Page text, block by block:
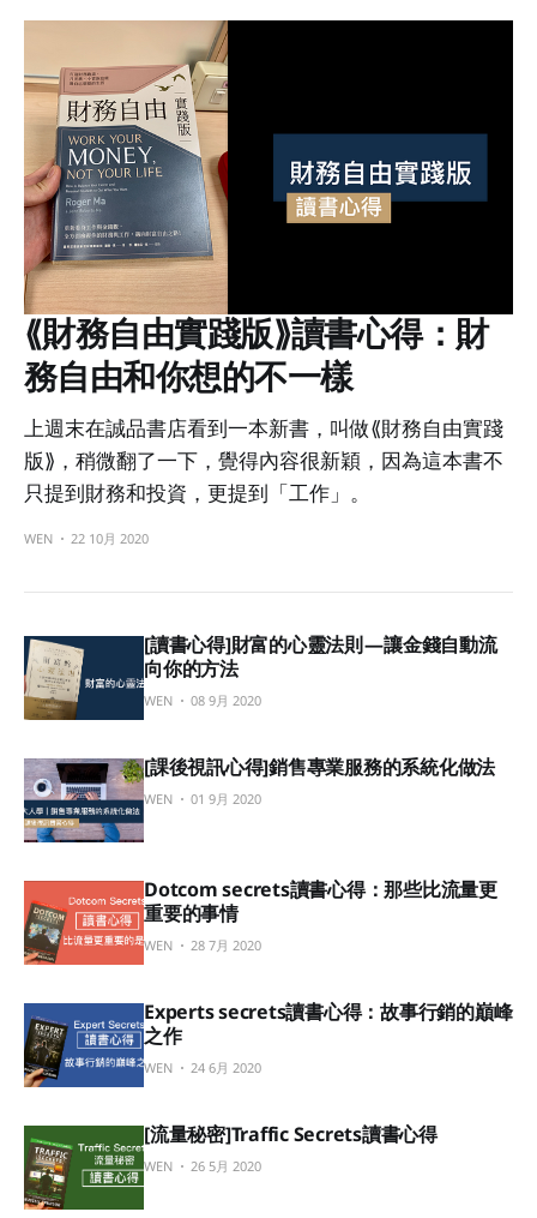
⟪財務自由實踐版⟫讀書心得：財
務自由和你想的不一樣
上週末在誠品書店看到一本新書，叫做⟪財務自由實踐
版⟫，稍微翻了一下，覺得內容很新穎，因為這本書不
只提到財務和投資，更提到「工作」。
WEN 22 10月 2020
[讀書心得]財富的心靈法則 — 讓金錢自動流
向你的方法
WEN 08 9月 2020
[課後視訊心得]銷售專業服務的系統化做法
WEN 01 9月 2020
Dotcom secrets讀書心得：那些比流量更
重要的事情
WEN 28 7月 2020
Experts secrets讀書心得：故事行銷的巔峰
之作
WEN 24 6月 2020
[流量秘密]Traffic Secrets讀書心得
WEN 26 5月 2020